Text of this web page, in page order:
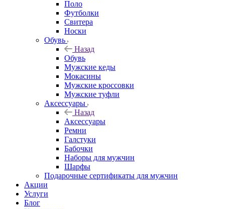
Поло
Футболки
Свитера
Носки
Обувь
Назад
Обувь
Мужские кеды
Мокасины
Мужские кроссовки
Мужские туфли
Аксессуары
Назад
Аксессуары
Ремни
Галстуки
Бабочки
Наборы для мужчин
Шарфы
Подарочные сертификаты для мужчин
Акции
Услуги
Блог